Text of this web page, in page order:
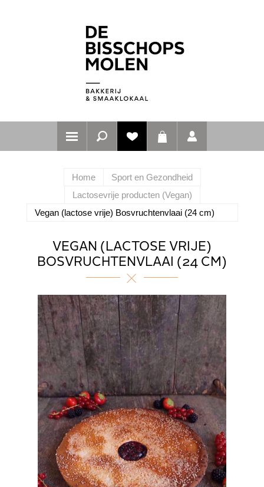
Home
Sport en Gezondheid
Lactosevrije producten (Vegan)
Vegan (lactose vrije) Bosvruchtenvlaai (24 cm)
VEGAN (LACTOSE VRIJE)
BOSVRUCHTENVLAAI (24 CM)